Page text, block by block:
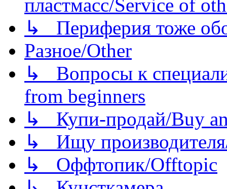
пластмасс/Service of
↳ Периферия тоже
Разное/Other
↳ Вопросы к
from beginners
↳ Купи-продай/Buy
↳ Ищу
↳ Оффтопик/Offtopic